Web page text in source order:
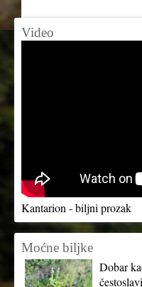
Video
Kantarion - biljni prozak
Moćne biljke
Dobar